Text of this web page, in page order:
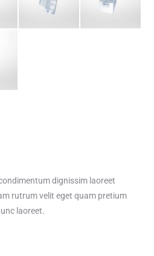
dignissim laoreet
rutrum velit eget quam pretium
laoreet.